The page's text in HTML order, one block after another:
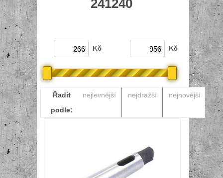
241240
Kč Kč
Řadit
podle:
nejlevnější nejdražší nejnovější